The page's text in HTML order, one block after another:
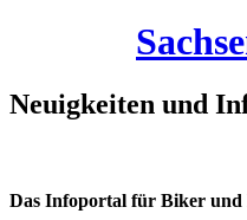
Neuigkeiten und
Das Infoportal für Biker und